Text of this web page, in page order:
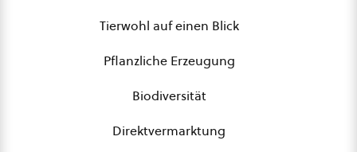
Tierwohl auf einen Blick
Pflanzliche Erzeugung
Biodiversität
Direktvermarktung